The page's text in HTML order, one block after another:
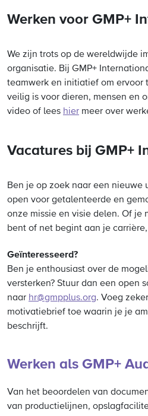
Werken voor GMP+
We zijn trots op de wereldwijde
organisatie. Bij GMP+
teamwerk en initiatief om ervoor
veilig is voor dieren, mensen en
video of lees hier meer over
Vacatures bij GMP+
Ben je op zoek naar een nieuwe
open voor getalenteerde en
onze missie en visie delen. Of je
bent of net begint aan je
Geïnteresseerd?
Ben je enthousiast over de
versterken? Stuur dan een open
naar hr@gmpplus.org. Voeg
motivatiebrief toe waarin je je
beschrijft.
Werken als GMP+
Van het beoordelen van
van productielijnen,